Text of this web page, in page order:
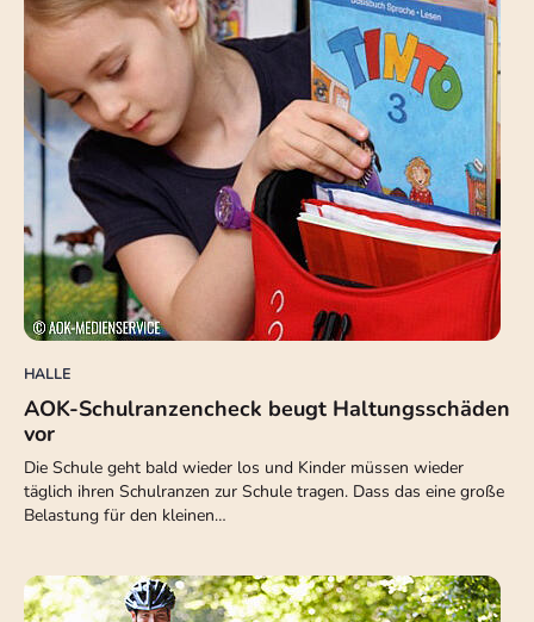
HALLE
AOK-Schulranzencheck beugt Haltungsschäden
vor
Die Schule geht bald wieder los und Kinder müssen wieder
täglich ihren Schulranzen zur Schule tragen. Dass das eine große
Belastung für den kleinen…